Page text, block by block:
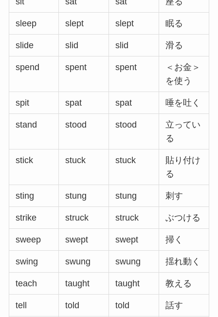
sleep slept slept 眠る
slide slid slid 滑る
spend spent spent
＜お金＞
を使う
spit spat spat 唾を吐く
stand stood stood
立ってい
る
stick stuck stuck
貼り付け
る
sting stung stung 刺す
strike struck struck ぶつける
sweep swept swept 掃く
swing swung swung 揺れ動く
teach taught taught 教える
tell told told 話す